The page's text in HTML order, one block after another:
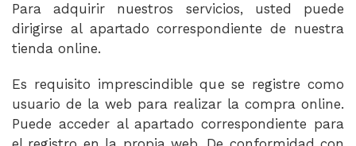
Para adquirir nuestros servicios, usted puede
dirigirse al apartado correspondiente de nuestra
tienda online.
Es requisito imprescindible que se registre como
usuario de la web para realizar la compra online.
Puede acceder al apartado correspondiente para